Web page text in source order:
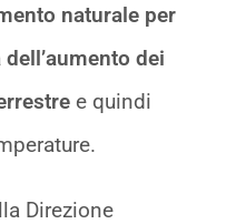
naturale per
dei
e quindi
Direzione